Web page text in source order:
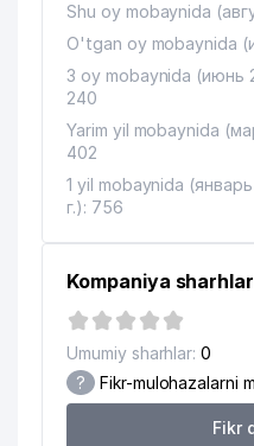
14 ANTEX AJ
15 CABONO MChJ
17
18 ANTI-KORROZIYA
AVDET KRIM TATAR
MADANIYAT
21
O'ZBEKISTON
MADANIYAT
KREATIV STUDIO
Shu oy mobaynida
O'tgan oy mobaynida
3 oy mobaynida (июнь
240
Yarim yil mobaynida
402
1 yil mobaynida
г.): 756
Kompaniya
Umumiy sharhlar: 0
? Fikr-mulohazalarni
Fikr